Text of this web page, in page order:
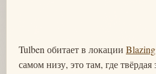
Tulben обитает в локации
самом низу, это там, где